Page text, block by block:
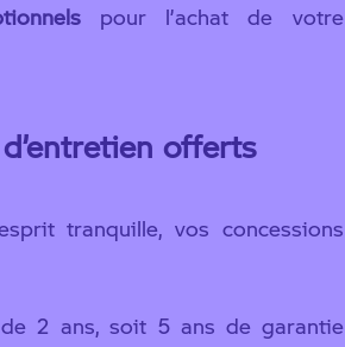
pour l’achat de votre
offerts
tranquille, vos concessions
2 ans, soit 5 ans de garantie